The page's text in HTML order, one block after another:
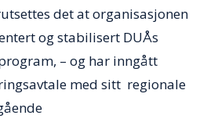
det at organisasjonen
og stabilisert DUÅs
– og har inngått
med sitt regionale